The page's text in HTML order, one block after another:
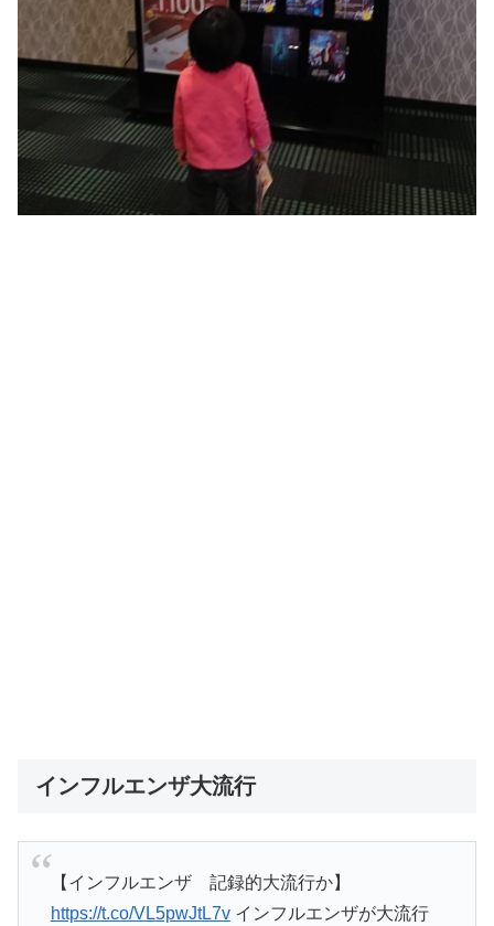
インフルエンザ大流行
【インフルエンザ 記録的大流行か】
https://t.co/VL5pwJtL7vインフルエンザが大流行